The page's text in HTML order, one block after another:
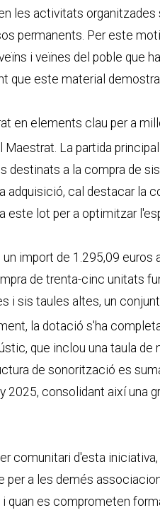
les activitats organitzades
permanents. Per este
i veïnes del poble que
que este material
en elements clau per a
Maestrat. La partida
destinats a la compra de
cal destacar la
este lot per a optimitzar
import de 1.295,09 euros
de trenta-cinc unitats
i sis taules altes, un
la dotació s'ha
que inclou una taula de
de sonorització es
2025, consolidant així una
comunitari d'esta
per a les demés
quan es comprometen